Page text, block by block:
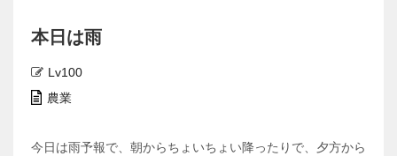
本日は雨
Lv100
農業
今日は雨予報で、朝からちょいちょい降ったりで、夕方から